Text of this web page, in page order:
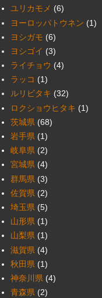
ユリカモメ (6)
ヨーロッパトウネン (1)
ヨシガモ (6)
ヨシゴイ (3)
ライチョウ (4)
ラッコ (1)
ルリビタキ (32)
ロクショウヒタキ (1)
茨城県 (68)
岩手県 (1)
岐阜県 (2)
宮城県 (4)
群馬県 (3)
佐賀県 (2)
埼玉県 (5)
山形県 (1)
山梨県 (1)
滋賀県 (4)
秋田県 (1)
神奈川県 (4)
青森県 (2)